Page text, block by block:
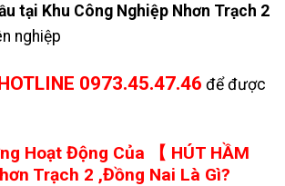
tại Khu Công Nghiệp Nhơn Trạch 2
nghiệp
0973.45.47.46 để được
Hoạt Động Của 【 HÚT HẦM
Trạch 2 ,Đồng Nai Là Gì?